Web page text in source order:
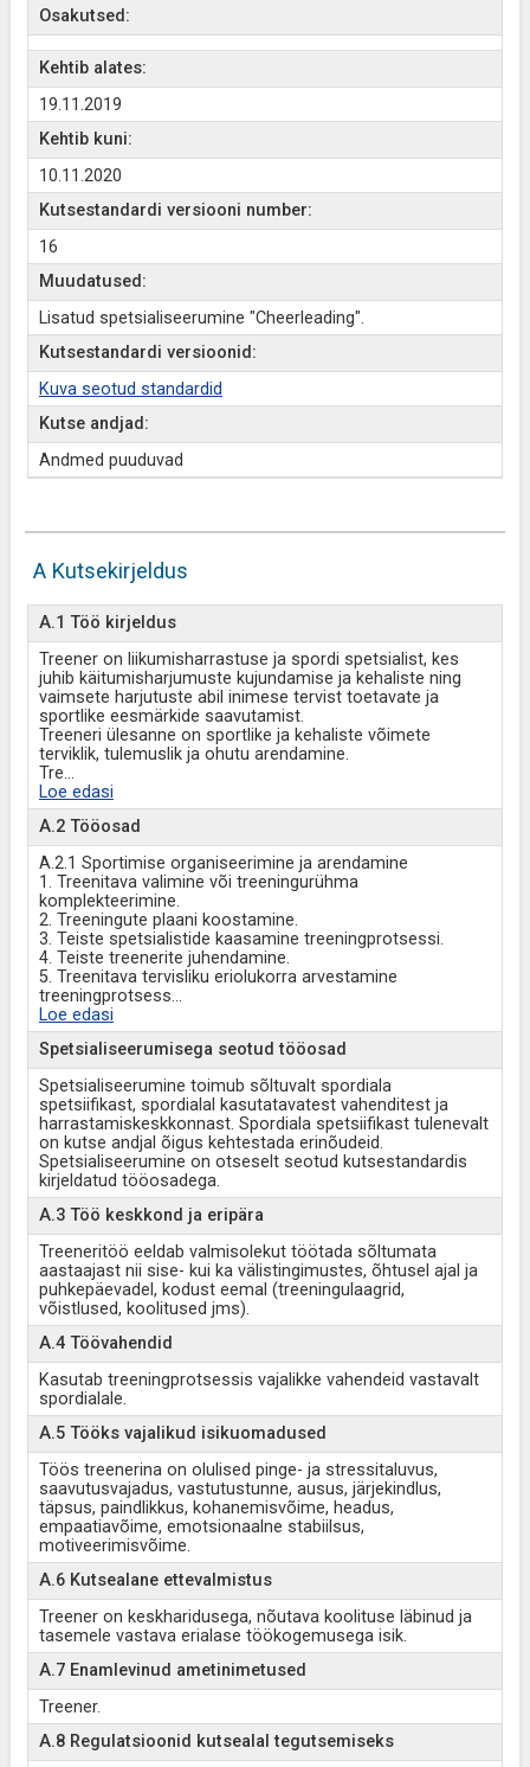
Osakutsed:
Kehtib alates:
19.11.2019
Kehtib kuni:
10.11.2020
Kutsestandardi versiooni number:
16
Muudatused:
Lisatud spetsialiseerumine "Cheerleading".
Kutsestandardi versioonid:
Kuva seotud standardid
Kutse andjad:
Andmed puuduvad
A Kutsekirjeldus
A.1 Töö kirjeldus
Treener on liikumisharrastuse ja spordi spetsialist, kes
juhib käitumisharjumuste kujundamise ja kehaliste ning
vaimsete harjutuste abil inimese tervist toetavate ja
sportlike eesmärkide saavutamist.
Treeneri ülesanne on sportlike ja kehaliste võimete
terviklik, tulemuslik ja ohutu arendamine.
Tre...
Loe edasi
A.2 Tööosad
A.2.1 Sportimise organiseerimine ja arendamine
1. Treenitava valimine või treeningurühma
komplekteerimine.
2. Treeningute plaani koostamine.
3. Teiste spetsialistide kaasamine treeningprotsessi.
4. Teiste treenerite juhendamine.
5. Treenitava tervisliku eriolukorra arvestamine
treeningprotsess...
Loe edasi
Spetsialiseerumisega seotud tööosad
Spetsialiseerumine toimub sõltuvalt spordiala
spetsiifikast, spordialal kasutatavatest vahenditest ja
harrastamiskeskkonnast. Spordiala spetsiifikast tulenevalt
on kutse andjal õigus kehtestada erinõudeid.
Spetsialiseerumine on otseselt seotud kutsestandardis
kirjeldatud tööosadega.
A.3 Töö keskkond ja eripära
Treeneritöö eeldab valmisolekut töötada sõltumata
aastaajast nii sise- kui ka välistingimustes, õhtusel ajal ja
puhkepäevadel, kodust eemal (treeningulaagrid,
võistlused, koolitused jms).
A.4 Töövahendid
Kasutab treeningprotsessis vajalikke vahendeid vastavalt
spordialale.
A.5 Tööks vajalikud isikuomadused
Töös treenerina on olulised pinge- ja stressitaluvus,
saavutusvajadus, vastutustunne, ausus, järjekindlus,
täpsus, paindlikkus, kohanemisvõime, headus,
empaatiavõime, emotsionaalne stabiilsus,
motiveerimisvõime.
A.6 Kutsealane ettevalmistus
Treener on keskharidusega, nõutava koolituse läbinud ja
tasemele vastava erialase töökogemusega isik.
A.7 Enamlevinud ametinimetused
Treener.
A.8 Regulatsioonid kutsealal tegutsemiseks